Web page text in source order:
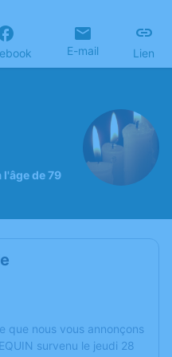
E-mail Lien
de 79
que nous vous annonçons
survenu le jeudi 28